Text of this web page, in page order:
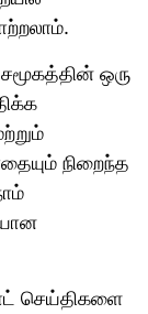
ஒரு
நிறைந்த
செய்திகளை